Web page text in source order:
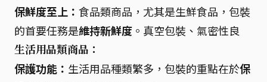
保鮮度至上： 食品類商品，尤其是生鮮食品，包裝
的首要任務是維持新鮮度 。真空包裝、氣密性良
生活用品類商品：
保護功能： 生活用品種類繁多，包裝的重點在於保